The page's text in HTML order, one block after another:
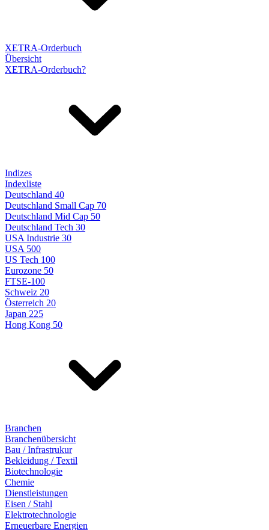
XETRA-Orderbuch
Übersicht
XETRA-Orderbuch?
Indizes
Indexliste
Deutschland 40
Deutschland Small Cap 70
Deutschland Mid Cap 50
Deutschland Tech 30
USA Industrie 30
USA 500
US Tech 100
Eurozone 50
FTSE-100
Schweiz 20
Österreich 20
Japan 225
Hong Kong 50
Branchen
Branchenübersicht
Bau / Infrastrukur
Bekleidung / Textil
Biotechnologie
Chemie
Dienstleistungen
Eisen / Stahl
Elektrotechnologie
Erneuerbare Energien